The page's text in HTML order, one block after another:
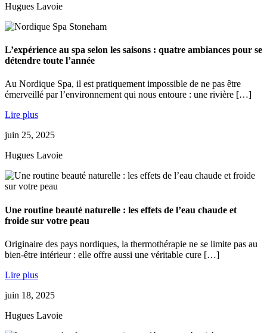
Hugues Lavoie
L’expérience au spa selon les saisons : quatre ambiances pour se
détendre toute l’année
Au Nordique Spa, il est pratiquement impossible de ne pas être
émerveillé par l’environnement qui nous entoure : une rivière […]
Lire plus
juin 25, 2025
Hugues Lavoie
Une routine beauté naturelle : les effets de l’eau chaude et
froide sur votre peau
Originaire des pays nordiques, la thermothérapie ne se limite pas au
bien-être intérieur : elle offre aussi une véritable cure […]
Lire plus
juin 18, 2025
Hugues Lavoie